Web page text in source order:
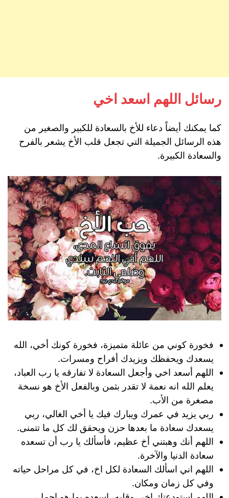
رسائل اللهم اسعد اخي
كما يمكنك أيضاً دعاء للأخ بالسعادة للكبير والصغير من
هذه الرسائل الجميلة التي تجعل قلب الأخ يشعر بالفرح
والسعادة الكبيرة.
فخورة كوني من عائلة متميزة، فخورة كونك أخي، الله
يسعدك ويحفظك ويزيدك أفراح ومسرات.
اللهم أسعد اخي وأجعل السعادة لا تفارقه يا رب العباد،
يعلم الله انه نعمة لا تقدر بثمن وبالفعل الأخ هو نسخة
مصغرة من الأب.
ربي يزيد في عمرك ويبارك فيك يا أخي الغالي، ربي
يسعدك سعادة ما بعدها حزن ويحقق لك كل ما تتمنى.
اللهم أنك وهبتني أخ عظيم، فأسألك يا رب أن تسعده
سعادة الدنيا والآخرة.
اللهم اني اسألك السعادة لكل اخ، في كل مراحل حياته
وفي كل زمان ومكان.